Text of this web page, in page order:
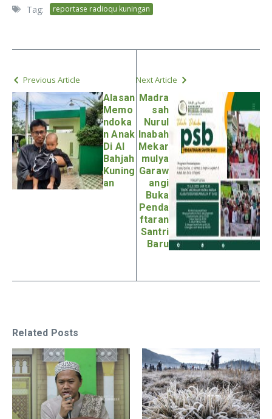
Tag: reportase radioqu kuningan
Previous Article
Alasan
Memo
ndoka
n Anak
Di Al
Bahjah
Kuning
an
Next Article
Madra
sah
Nurul
Inabah
Mekar
mulya
Garaw
angi
Buka
Penda
ftaran
Santri
Baru
Related Posts